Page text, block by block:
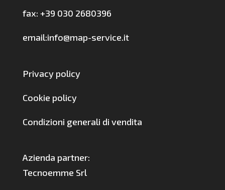
fax: +39 030 2680396
email:info@map-service.it
Privacy policy
Cookie policy
Condizioni generali di vendita
Azienda partner:
Tecnoemme Srl